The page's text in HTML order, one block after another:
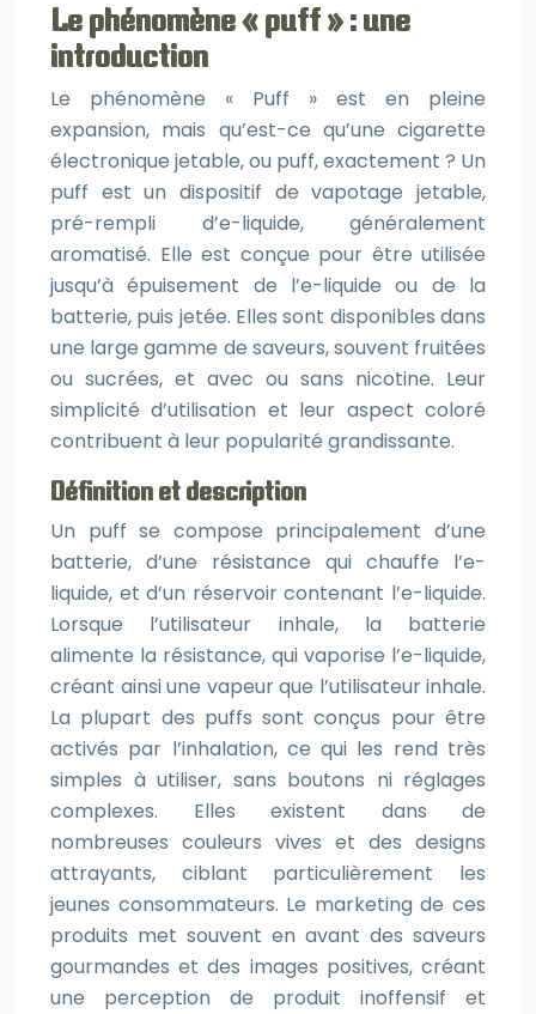
Le phénomène « puff » : une
introduction
Le phénomène « Puff » est en pleine
expansion, mais qu’est-ce qu’une cigarette
électronique jetable, ou puff, exactement ? Un
puff est un dispositif de vapotage jetable,
pré-rempli d’e-liquide, généralement
aromatisé. Elle est conçue pour être utilisée
jusqu’à épuisement de l’e-liquide ou de la
batterie, puis jetée. Elles sont disponibles dans
une large gamme de saveurs, souvent fruitées
ou sucrées, et avec ou sans nicotine. Leur
simplicité d’utilisation et leur aspect coloré
contribuent à leur popularité grandissante.
Définition et description
Un puff se compose principalement d’une
batterie, d’une résistance qui chauffe l’e-
liquide, et d’un réservoir contenant l’e-liquide.
Lorsque l’utilisateur inhale, la batterie
alimente la résistance, qui vaporise l’e-liquide,
créant ainsi une vapeur que l’utilisateur inhale.
La plupart des puffs sont conçus pour être
activés par l’inhalation, ce qui les rend très
simples à utiliser, sans boutons ni réglages
complexes. Elles existent dans de
nombreuses couleurs vives et des designs
attrayants, ciblant particulièrement les
jeunes consommateurs. Le marketing de ces
produits met souvent en avant des saveurs
gourmandes et des images positives, créant
une perception de produit inoffensif et